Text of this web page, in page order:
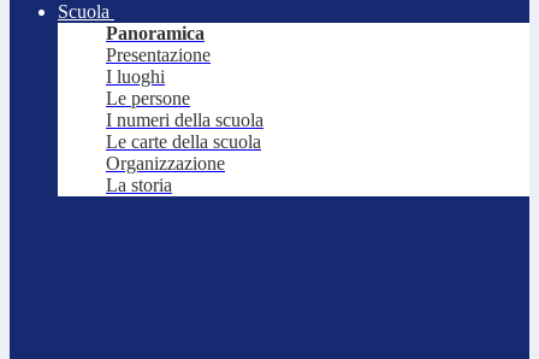
Scuola
Panoramica
Presentazione
I luoghi
Le persone
I numeri della scuola
Le carte della scuola
Organizzazione
La storia